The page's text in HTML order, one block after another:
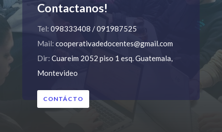
Contactanos!
Tel: 098333408 / 091987525
Mail: cooperativadedocentes@gmail.com
Dir: Cuareim 2052 piso 1 esq. Guatemala,
Montevideo
CONTÁCTO